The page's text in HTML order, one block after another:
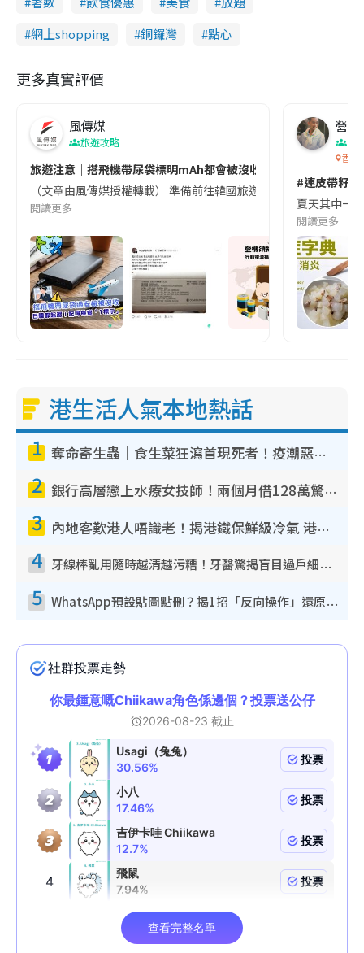
網上shopping
銅鑼灣 點心
更多真實評價
風傳媒
旅遊攻略
旅遊注意｜搭飛機帶尿袋標明mAh都會被沒收😱出發前切記檢查
（文章由風傳媒授權轉載） 準備前往韓國旅遊的民眾，近期要
閱讀更多
營養
香港
#連皮帶籽
夏天其中一
閱讀更多
港生活人氣本地熱話
1 奪命寄生蟲｜食生菜狂瀉首現死者！疫潮惡化錄1.8萬宗病例 揭洗菜3大謬誤
2 銀行高層戀上水療女技師！兩個月借128萬驚覺「沉船」沉落火海 揭背後疑似邪教操控賣淫
3 內地客歎港人唔識老！揭港鐵保鮮級冷氣 港人求放過：咪投訴
4 牙線棒亂用隨時越清越污糟！牙醫驚揭盲目過戶細菌恐致蛀牙：呢種先係日常真保養
5 WhatsApp預設貼圖點刪？揭1招「反向操作」還原簡潔介面 附3步實測教學